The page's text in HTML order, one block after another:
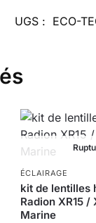
UGS : ECO-
ÉCLAIRAGE
kit de lentilles
Radion XR15
Marine